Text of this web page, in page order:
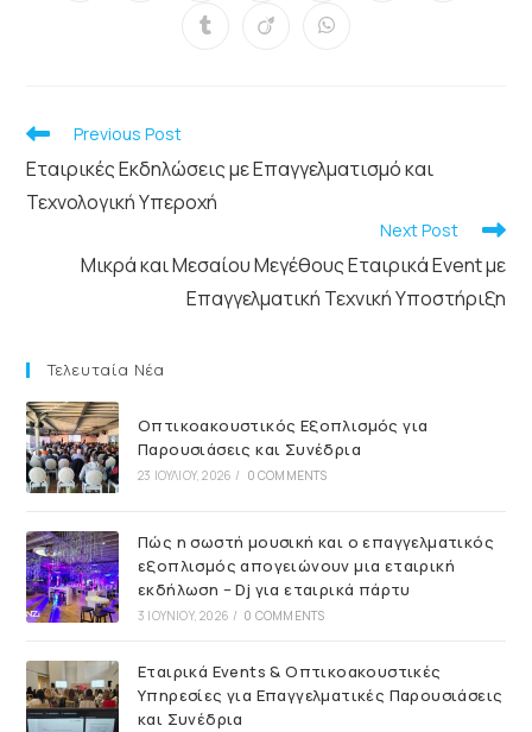
Previous Post
Εταιρικές Εκδηλώσεις με Επαγγελματισμό και
Τεχνολογική Υπεροχή
Next Post
Μικρά και Μεσαίου Μεγέθους Εταιρικά Event με
Επαγγελματική Τεχνική Υποστήριξη
Τελευταία Νέα
Οπτικοακουστικός Εξοπλισμός για
Παρουσιάσεις και Συνέδρια
23 ΙΟΥΛΊΟΥ, 2026 / 0 COMMENTS
Πώς η σωστή μουσική και ο επαγγελματικός
εξοπλισμός απογειώνουν μια εταιρική
εκδήλωση – Dj για εταιρικά πάρτυ
3 ΙΟΥΝΊΟΥ, 2026 / 0 COMMENTS
Εταιρικά Events & Οπτικοακουστικές
Υπηρεσίες για Επαγγελματικές Παρουσιάσεις
και Συνέδρια